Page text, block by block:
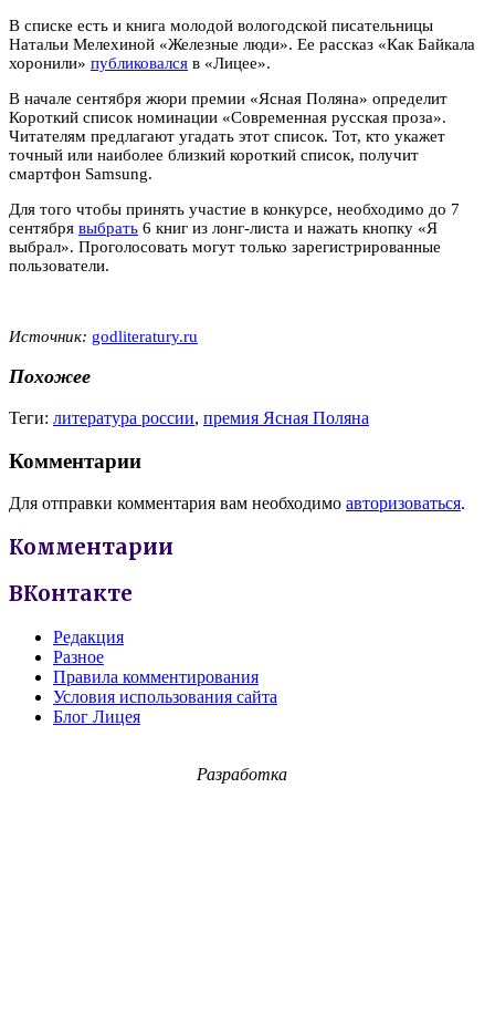
В списке есть и книга молодой вологодской писательницы
Натальи Мелехиной «Железные люди». Ее рассказ «Как Байкала
хоронили» публиковался в «Лицее».
В начале сентября жюри премии «Ясная Поляна» определит
Короткий список номинации «Современная русская проза».
Читателям предлагают угадать этот список. Тот, кто укажет
точный или наиболее близкий короткий список, получит
смартфон Samsung.
Для того чтобы принять участие в конкурсе, необходимо до 7
сентября выбрать 6 книг из лонг-листа и нажать кнопку «Я
выбрал». Проголосовать могут только зарегистрированные
пользователи.
Источник: godliteratury.ru
Похожее
Теги: литература россии, премия Ясная Поляна
Комментарии
Для отправки комментария вам необходимо авторизоваться.
Комментарии
ВКонтакте
Редакция
Разное
Правила комментирования
Условия использования сайта
Блог Лицея
Разработка